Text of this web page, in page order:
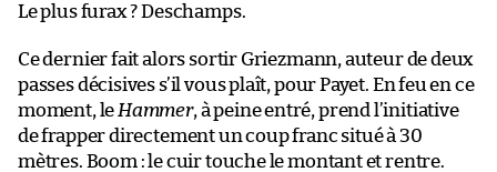
Le plus furax ? Deschamps.
Ce dernier fait alors sortir Griezmann, auteur de deux
passes décisives s’il vous plaît, pour Payet. En feu en ce
moment, le Hammer, à peine entré, prend l’initiative
de frapper directement un coup franc situé à 30
mètres. Boom : le cuir touche le montant et rentre.